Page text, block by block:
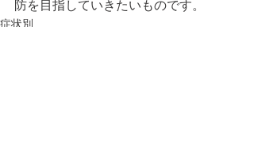
防を目指していきたいものです。
症状別